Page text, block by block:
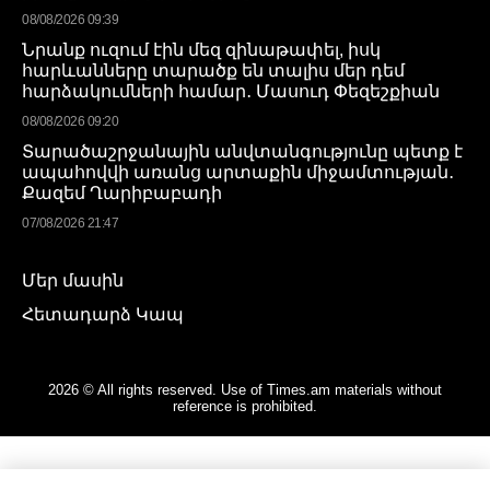
08/08/2026 09:39
Նրանք ուզում էին մեզ զինաթափել, իսկ
հարևանները տարածք են տալիս մեր դեմ
հարձակումների համար․ Մասուդ Փեզեշքիան
08/08/2026 09:20
Տարածաշրջանային անվտանգությունը պետք է
ապահովվի առանց արտաքին միջամտության․
Քազեմ Ղարիբաբադի
07/08/2026 21:47
Մեր մասին
Հետադարձ Կապ
2026 © All rights reserved. Use of Times.am materials without
reference is prohibited.